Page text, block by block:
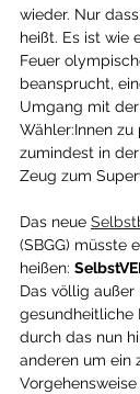
wieder. Nur
heißt. Es ist wie
Feuer
beansprucht,
Umgang mit
Wähler:Innen
zumindest in
Zeug zum
Das neue
(SBGG) müsste
heißen:
Das völlig außer
gesundheitliche
durch das nun
anderen um ein